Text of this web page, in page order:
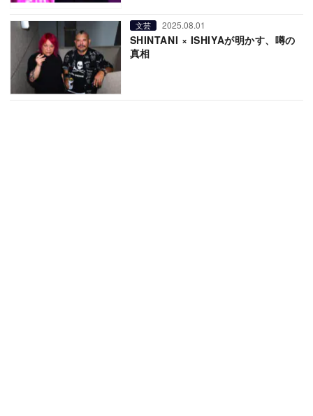
文芸 2025.08.01
SHINTANI × ISHIYAが明かす、噂の
真相